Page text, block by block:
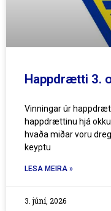
Happdrætti 3.
Vinningar úr
happdrættinu hjá
hvaða miðar voru
keyptu
LESA MEIRA »
3. júní, 2026